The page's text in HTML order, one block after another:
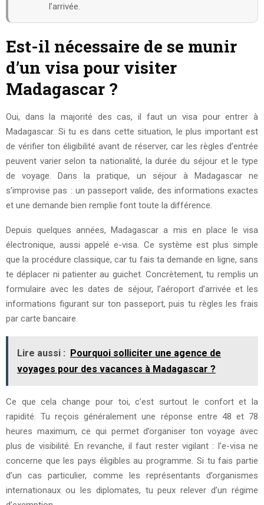
l’arrivée.
Est-il nécessaire de se munir
d’un visa pour visiter
Madagascar ?
Oui, dans la majorité des cas, il faut un visa pour entrer à
Madagascar. Si tu es dans cette situation, le plus important est
de vérifier ton éligibilité avant de réserver, car les règles d’entrée
peuvent varier selon ta nationalité, la durée du séjour et le type
de voyage. Dans la pratique, un séjour à Madagascar ne
s’improvise pas : un passeport valide, des informations exactes
et une demande bien remplie font toute la différence.
Depuis quelques années, Madagascar a mis en place le visa
électronique, aussi appelé e-visa. Ce système est plus simple
que la procédure classique, car tu fais ta demande en ligne, sans
te déplacer ni patienter au guichet. Concrètement, tu remplis un
formulaire avec les dates de séjour, l’aéroport d’arrivée et les
informations figurant sur ton passeport, puis tu règles les frais
par carte bancaire.
Lire aussi : Pourquoi solliciter une agence de
voyages pour des vacances à Madagascar ?
Ce que cela change pour toi, c’est surtout le confort et la
rapidité. Tu reçois généralement une réponse entre 48 et 78
heures maximum, ce qui permet d’organiser ton voyage avec
plus de visibilité. En revanche, il faut rester vigilant : l’e-visa ne
concerne que les pays éligibles au programme. Si tu fais partie
d’un cas particulier, comme les représentants d’organismes
internationaux ou les diplomates, tu peux relever d’un régime